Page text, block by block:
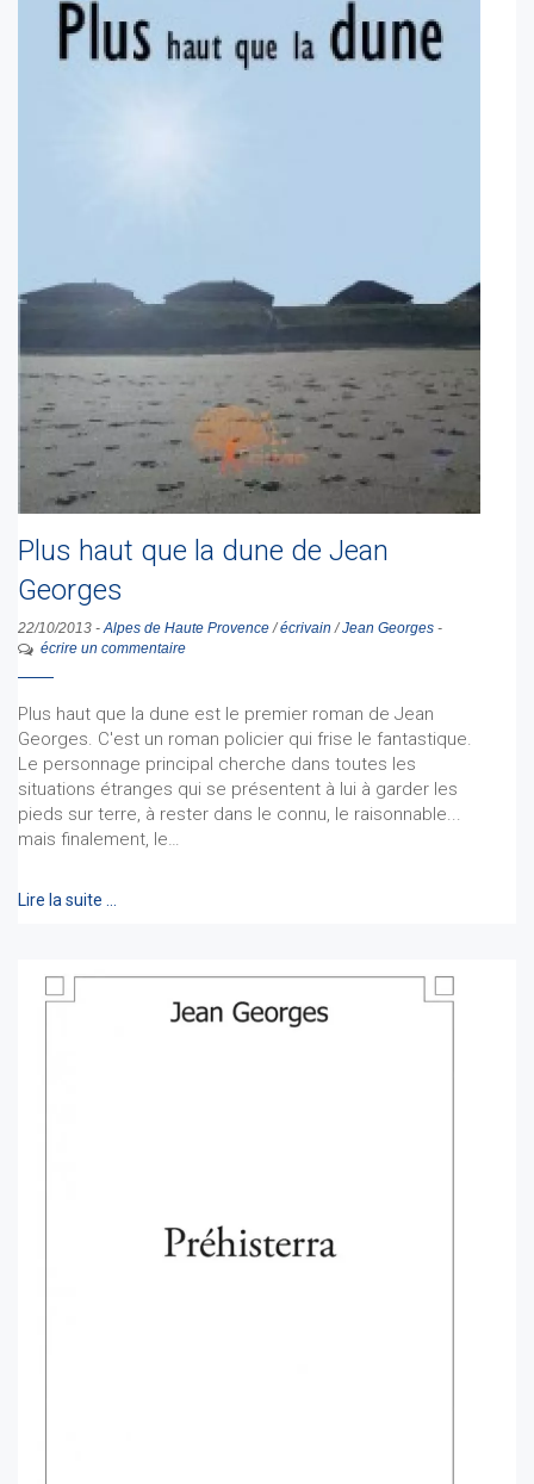
Plus haut que la dune de Jean
Georges
22/10/2013 -Alpes de Haute Provence/écrivain /Jean Georges -
écrire un commentaire
Plus haut que la dune est le premier roman de Jean
Georges. C'est un roman policier qui frise le fantastique.
Le personnage principal cherche dans toutes les
situations étranges qui se présentent à lui à garder les
pieds sur terre, à rester dans le connu, le raisonnable...
mais finalement, le…
Lire la suite …